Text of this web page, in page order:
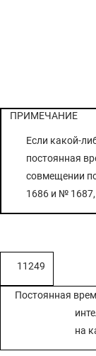
ПРИМЕЧАНИЕ
Если какой-
постоянная
совмещении
1686 и № 1687,
11249
Постоянная
на